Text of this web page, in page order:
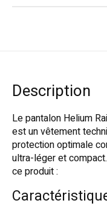
Description
Le pantalon Helium
est un vêtement
protection optimale
ultra-léger et
ce produit :